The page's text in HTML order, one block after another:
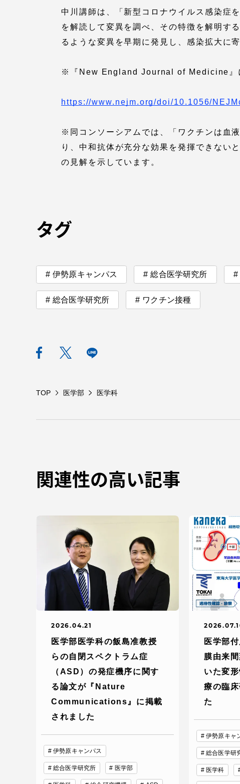
中川講師は、「新型コロナウイルス感染症
を解読して変異を調べ、その特徴を解明す
るような変異を早期に発見し、感染拡大に
※『New England Journal of Medicine』
https://www.nejm.org/doi/10.1056/
※同コンソーシアムでは、「ワクチンは血
り、中和抗体が充分な効果を発揮できない
の見解を示しています。
タグ
伊勢原キャンパス 総合医学研究所
総合医学研究所 ワクチン接種
TOP 医学部 医学科
関連性の高い記事
2026.04.21
医学部医学科の飯島准教授
らの自閉スペクトラム症
（ASD）の発症機序に関す
る論文が『Nature
Communications』に掲載
されました
伊勢原キャンパス
総合医学研究所 医学部
医学部
膜由来
いた変
療の臨
た
伊勢原キャ
総合医学研
医学科
品川キャンパス
阿蘇くまもと
TOKAIスポーツ
資料請求 お問い合わせ